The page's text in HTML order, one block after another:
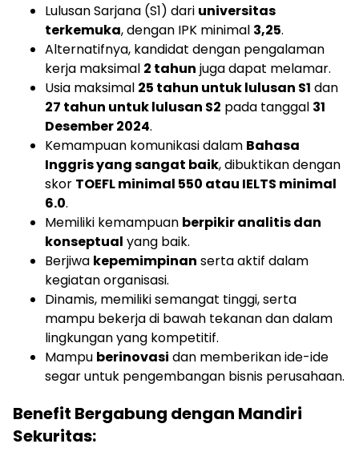
Lulusan Sarjana (S1) dari universitas
terkemuka, dengan IPK minimal 3,25.
Alternatifnya, kandidat dengan pengalaman
kerja maksimal 2 tahun juga dapat melamar.
Usia maksimal 25 tahun untuk lulusan S1 dan
27 tahun untuk lulusan S2 pada tanggal 31
Desember 2024.
Kemampuan komunikasi dalam Bahasa
Inggris yang sangat baik, dibuktikan dengan
skor TOEFL minimal 550 atau IELTS minimal
6.0.
Memiliki kemampuan berpikir analitis dan
konseptual yang baik.
Berjiwa kepemimpinan serta aktif dalam
kegiatan organisasi.
Dinamis, memiliki semangat tinggi, serta
mampu bekerja di bawah tekanan dan dalam
lingkungan yang kompetitif.
Mampu berinovasi dan memberikan ide-ide
segar untuk pengembangan bisnis perusahaan.
Benefit Bergabung dengan Mandiri
Sekuritas: